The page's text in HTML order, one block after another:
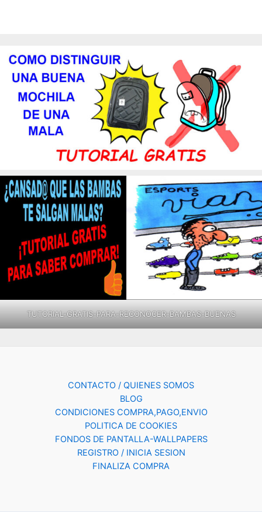
TUTORIAL-GRATIS-PARA-RECONOCER-BAMBAS-BUENAS
CONTACTO / QUIENES SOMOS
BLOG
CONDICIONES COMPRA,PAGO,ENVIO
POLITICA DE COOKIES
FONDOS DE PANTALLA-WALLPAPERS
REGISTRO / INICIA SESION
FINALIZA COMPRA